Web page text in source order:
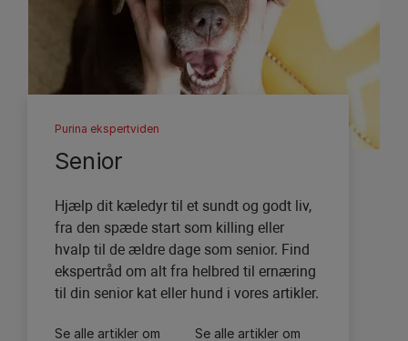
Purina ekspertviden
Senior
Hjælp dit kæledyr til et sundt og godt liv,
fra den spæde start som killing eller
hvalp til de ældre dage som senior. Find
ekspertråd om alt fra helbred til ernæring
til din senior kat eller hund i vores artikler.
Se alle artikler om Se alle artikler om